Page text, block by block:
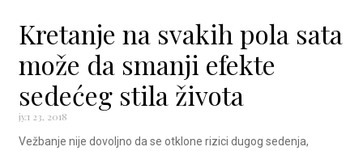
Kretanje na svakih pola sata
može da smanji efekte
sedećeg stila života
јул 23, 2018
Vežbanje nije dovoljno da se otklone rizici dugog sedenja,